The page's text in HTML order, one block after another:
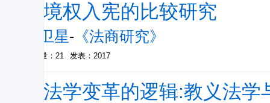
环境权入宪的比较研究
吴卫星- 《法商研究》
被引量：21 发表：2017
刑法学变革的逻辑:教义法